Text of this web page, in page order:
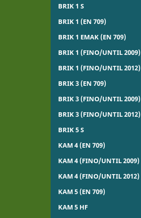
BRIK 1 S
BRIK 1 (EN 709)
BRIK 1 EMAK (EN 709)
BRIK 1 (FINO/UNTIL 2009)
BRIK 1 (FINO/UNTIL 2012)
BRIK 3 (EN 709)
BRIK 3 (FINO/UNTIL 2009)
BRIK 3 (FINO/UNTIL 2012)
BRIK 5 S
KAM 4 (EN 709)
KAM 4 (FINO/UNTIL 2009)
KAM 4 (FINO/UNTIL 2012)
KAM 5 (EN 709)
KAM 5 HF